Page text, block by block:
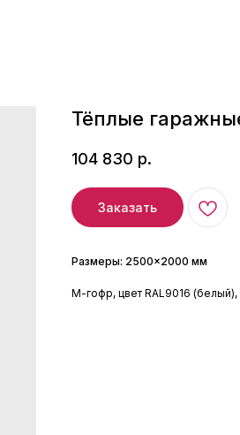
Тёплые
104 830 р.
Заказать
Размеры: 2500×2000 мм
М-гофр, цвет RAL9016